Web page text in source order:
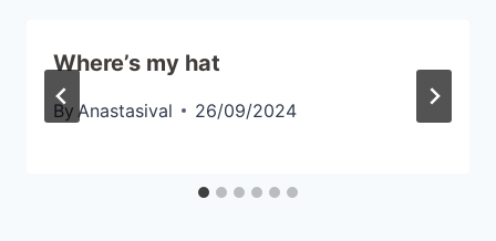
Where’s my hat
By Anastasival 26/09/2024